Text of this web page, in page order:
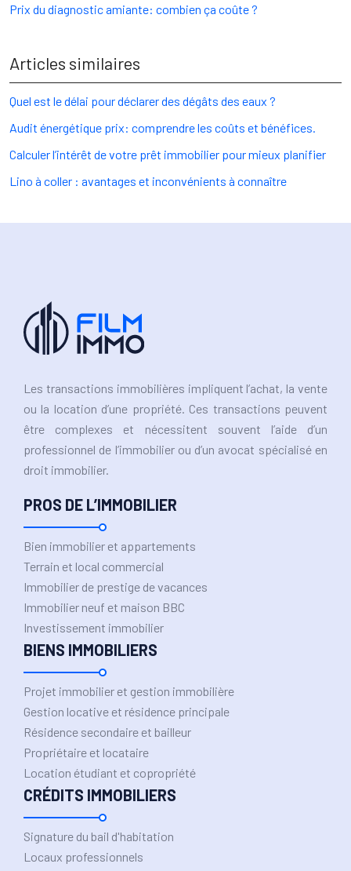
Prix du diagnostic amiante: combien ça coûte ?
Articles similaires
Quel est le délai pour déclarer des dégâts des eaux ?
Audit énergétique prix: comprendre les coûts et bénéfices.
Calculer l’intérêt de votre prêt immobilier pour mieux planifier
Lino à coller : avantages et inconvénients à connaître
Les transactions immobilières impliquent l’achat, la vente
ou la location d’une propriété. Ces transactions peuvent
être complexes et nécessitent souvent l’aide d’un
professionnel de l’immobilier ou d’un avocat spécialisé en
droit immobilier.
PROS DE L’IMMOBILIER
Bien immobilier et appartements
Terrain et local commercial
Immobilier de prestige de vacances
Immobilier neuf et maison BBC
Investissement immobilier
BIENS IMMOBILIERS
Projet immobilier et gestion immobilière
Gestion locative et résidence principale
Résidence secondaire et bailleur
Propriétaire et locataire
Location étudiant et copropriété
CRÉDITS IMMOBILIERS
Signature du bail d'habitation
Locaux professionnels